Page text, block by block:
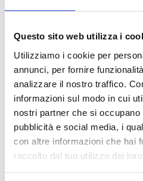
Questo sito web utilizza i
Utilizziamo i cookie per
annunci, per fornire
analizzare il nostro traffico.
informazioni sul modo in cui
nostri partner che si occupano
pubblicità e social media, i
con altre informazioni che hai
raccolto dal tuo utilizzo dei
Moduli
IPS
Interessato a